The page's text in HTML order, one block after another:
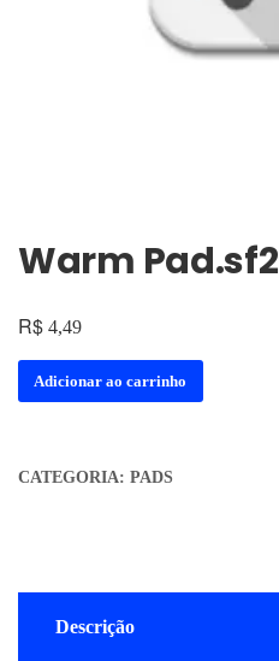
Warm Pad.sf2
R$ 4,49
Adicionar ao carrinho
CATEGORIA: PADS
Descrição